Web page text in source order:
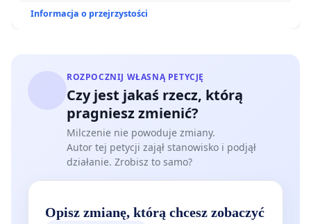
Informacja o przejrzystości
ROZPOCZNIJ WŁASNĄ PETYCJĘ
Czy jest jakaś rzecz, którą
pragniesz zmienić?
Milczenie nie powoduje zmiany.
Autor tej petycji zajął stanowisko i podjął
działanie. Zrobisz to samo?
Opisz zmianę, którą chcesz zobaczyć